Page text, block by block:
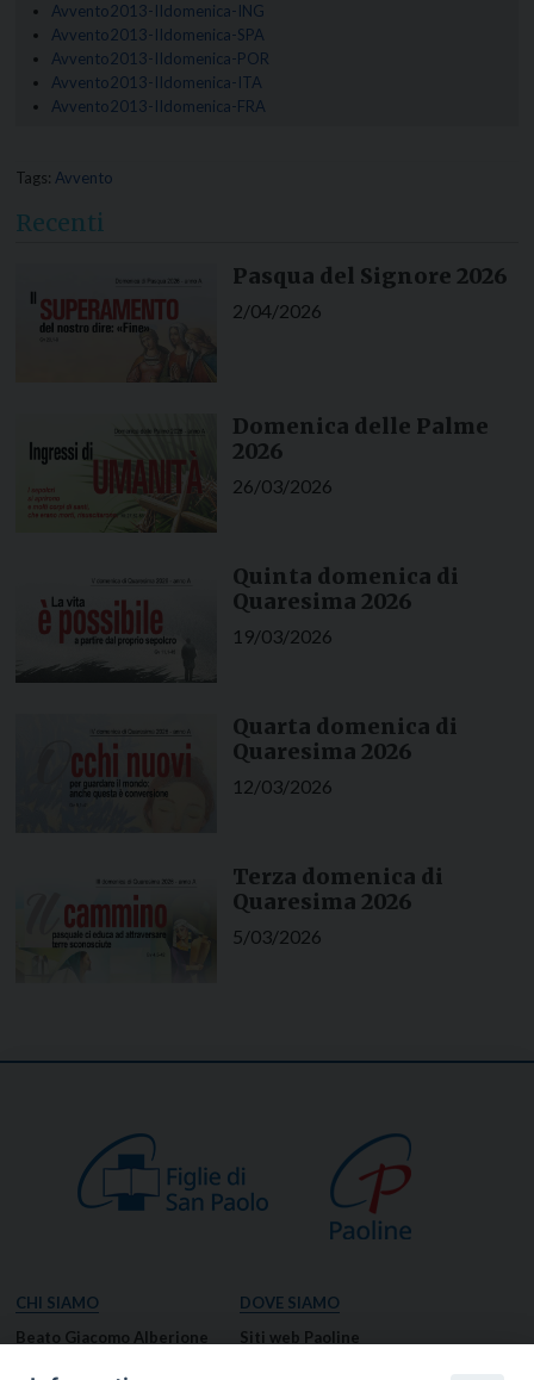
Avvento2013-IIdomenica-ING
Avvento2013-IIdomenica-SPA
Avvento2013-IIdomenica-POR
Avvento2013-IIdomenica-ITA
Avvento2013-IIdomenica-FRA
Tags: Avvento
Recenti
Pasqua del Signore 2026
2/04/2026
Domenica delle Palme
2026
26/03/2026
Quinta domenica di
Quaresima 2026
19/03/2026
Quarta domenica di
Quaresima 2026
12/03/2026
Terza domenica di
Quaresima 2026
5/03/2026
CHI SIAMO
Beato Giacomo Alberione
Venerabile Tecla Merlo
DOVE SIAMO
Siti web Paoline